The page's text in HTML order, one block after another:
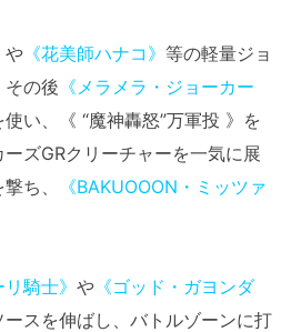
や 《花美師ハナコ》 等の軽量ジョ
その後 《メラメラ・ジョーカー
い、《 “魔神轟怒”万軍投 》を
ズGRクリーチャーを一気に展
撃ち、
《BAKUOOON・ミッツァ
騎士》 や 《ゴッド・ガヨンダ
スを伸ばし、バトルゾーンに打